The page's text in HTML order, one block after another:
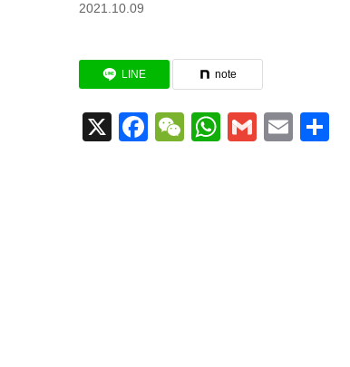
2021.10.09
LINE note
X Facebook
WeChat
WhatsApp
GmailEmail